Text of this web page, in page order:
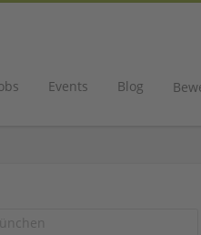
Events Blog